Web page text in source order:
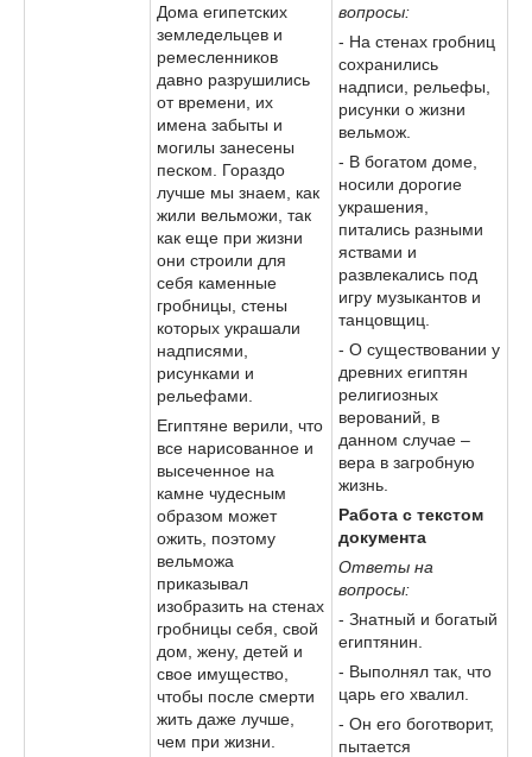
Дома египетских
земледельцев и
ремесленников
давно разрушились
от времени, их
имена забыты и
могилы занесены
песком. Гораздо
лучше мы знаем, как
жили вельможи, так
как еще при жизни
они строили для
себя каменные
гробницы, стены
которых украшали
надписями,
рисунками и
рельефами.
Египтяне верили, что
все нарисованное и
высеченное на
камне чудесным
образом может
ожить, поэтому
вельможа
приказывал
изобразить на стенах
гробницы себя, свой
дом, жену, детей и
свое имущество,
чтобы после смерти
жить даже лучше,
чем при жизни.
вопросы:
- На стенах гробниц
сохранились
надписи, рельефы,
рисунки о жизни
вельмож.
- В богатом доме,
носили дорогие
украшения,
питались разными
яствами и
развлекались под
игру музыкантов и
танцовщиц.
- О существовании у
древних египтян
религиозных
верований, в
данном случае –
вера в загробную
жизнь.
Работа с текстом
документа
Ответы на
вопросы:
- Знатный и богатый
египтянин.
- Выполнял так, что
царь его хвалил.
- Он его боготворит,
пытается